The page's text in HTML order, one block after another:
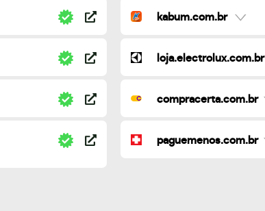
kabum.com.br
loja.electrolux.com.br
compracerta.com.br
paguemenos.com.br